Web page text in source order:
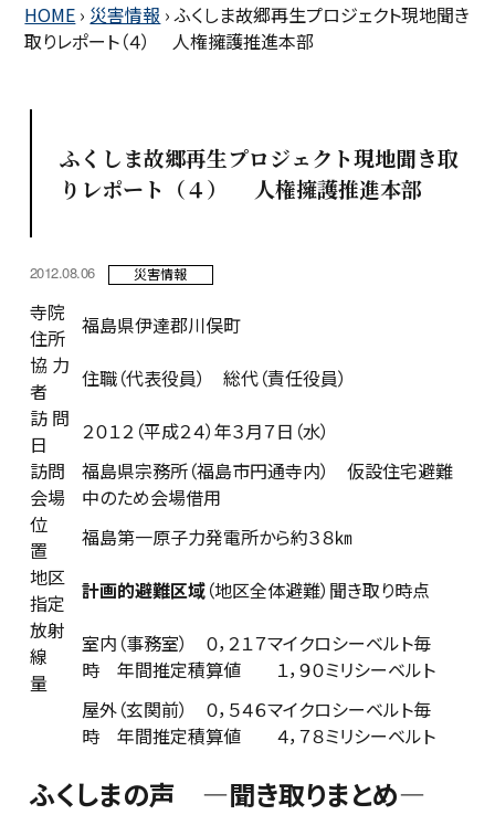
HOME › 災害情報 ›ふくしま故郷再生プロジェクト現地聞き
取りレポート（４） 人権擁護推進本部
ふくしま故郷再生プロジェクト現地聞き取
りレポート（４） 人権擁護推進本部
2012.08.06 災害情報
寺院
住所
福島県伊達郡川俣町
協 力
者
住職（代表役員） 総代（責任役員）
訪 問
日
２０１２（平成２４）年３月７日（水）
訪問
会場
福島県宗務所（福島市円通寺内） 仮設住宅避難
中のため会場借用
位
置
福島第一原子力発電所から約３８㎞
地区
指定
計画的避難区域（地区全体避難）聞き取り時点
放射
線
量
室内（事務室） ０，２１７マイクロシーベルト毎
時 年間推定積算値 １，９０ミリシーベルト
屋外（玄関前） ０，５４６マイクロシーベルト毎
時 年間推定積算値 ４，７８ミリシーベルト
ふくしまの声 ―聞き取りまとめ―